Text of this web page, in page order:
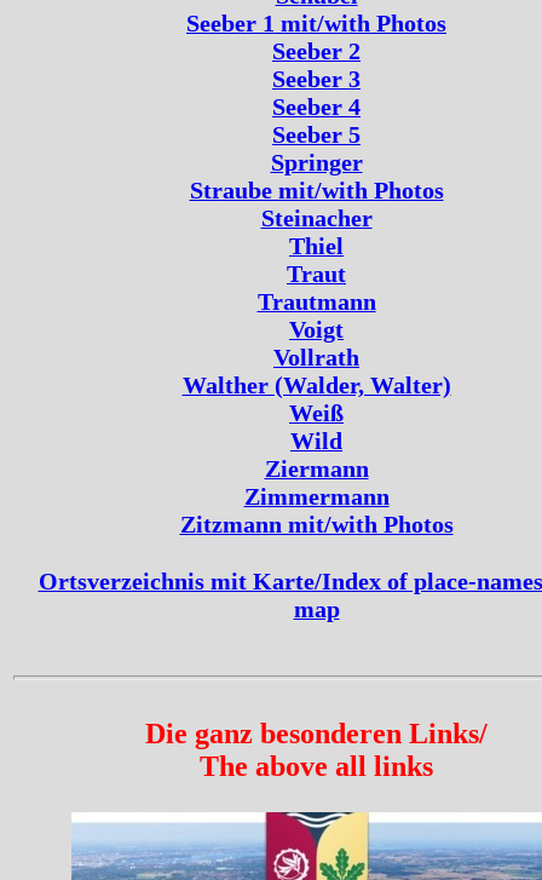
Seeber 1 mit/with Photos
Seeber 2
Seeber 3
Seeber 4
Seeber 5
Springer
Straube mit/with Photos
Steinacher
Thiel
Traut
Trautmann
Voigt
Vollrath
Walther (Walder, Walter)
Weiß
Wild
Ziermann
Zimmermann
Zitzmann mit/with Photos
Ortsverzeichnis mit Karte/Index of place-
map
Die ganz besonderen Links/
The above all links